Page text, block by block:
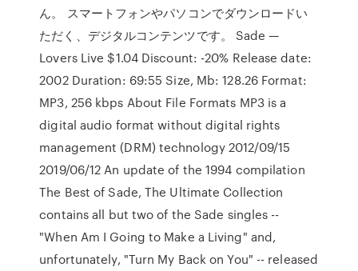
ん。 スマートフォンやパソコンでダウンロードい
ただく、デジタルコンテンツです。 Sade —
Lovers Live $1.04 Discount: -20% Release date:
2002 Duration: 69:55 Size, Mb: 128.26 Format:
MP3, 256 kbps About File Formats MP3 is a
digital audio format without digital rights
management (DRM) technology 2012/09/15
2019/06/12 An update of the 1994 compilation
The Best of Sade, The Ultimate Collection
contains all but two of the Sade singles --
"When Am I Going to Make a Living" and,
unfortunately, "Turn My Back on You" -- released